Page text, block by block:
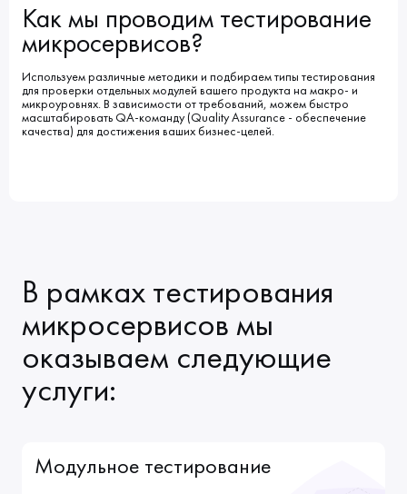
Тестирование производительности
Решения по качеству
Виды тестирования
Индустрии
Миссия и ценности
Начало сотрудничества
Клиенты
Наши процессы
ИНФОЦЕНТР
Новости
Блог
Мы в СМИ
КАРЬЕРА
Вакансии
КОНТАКТЫ
НОВОСТИ
Как мы проводим тестирование
микросервисов?
Используем различные методики и подбираем типы тестирования
для проверки отдельных модулей вашего продукта на макро- и
микроуровнях. В зависимости от требований, можем быстро
масштабировать QA-команду (Quality Assurance - обеспечение
качества) для достижения ваших бизнес-целей.
В рамках тестирования
микросервисов мы
оказываем следующие
услуги:
Модульное тестирование